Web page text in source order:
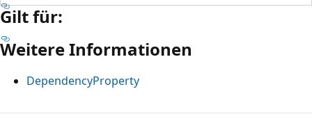
Gilt für:
Weitere Informationen
DependencyProperty